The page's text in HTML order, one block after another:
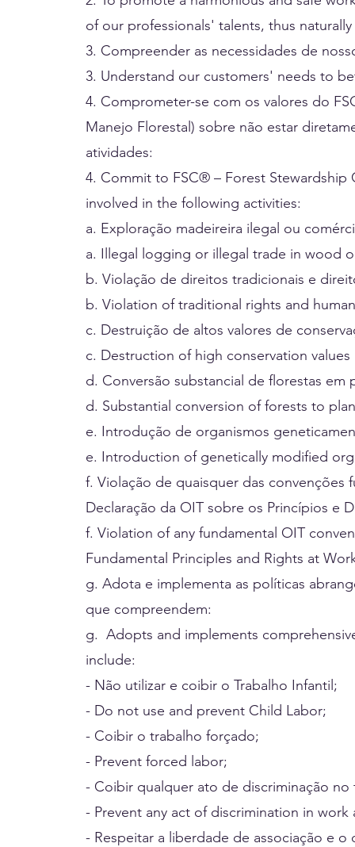
of our professionals' talents, thus
3. Compreender as necessidades de
3. Understand our customers' needs to
4. Comprometer-se com os valores do
Manejo Florestal) sobre não estar
atividades:
4. Commit to FSC® – Forest
involved in the following activities:
a. Exploração madeireira ilegal ou
a. Illegal logging or illegal trade in wood
b. Violação de direitos tradicionais e
b. Violation of traditional rights and
c. Destruição de altos valores de
c. Destruction of high conservation
d. Conversão substancial de florestas em
d. Substantial conversion of forests to
e. Introdução de organismos
e. Introduction of genetically modified
f. Violação de quaisquer das convenções
Declaração da OIT sobre os Princípios e
f. Violation of any fundamental OIT
Fundamental Principles and Rights at
g. Adota e implementa as políticas
que compreendem:
g. Adopts and implements
include:
- Não utilizar e coibir o Trabalho Infantil;
- Do not use and prevent Child Labor;
- Coibir o trabalho forçado;
- Prevent forced labor;
- Coibir qualquer ato de discriminação
- Prevent any act of discrimination in
- Respeitar a liberdade de associação e